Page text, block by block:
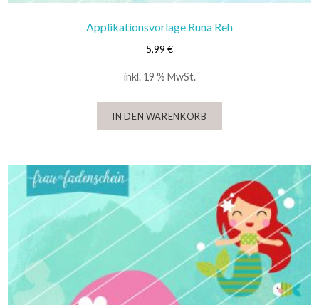
Applikationsvorlage Runa Reh
5,99 €
inkl. 19 % MwSt.
IN DEN WARENKORB